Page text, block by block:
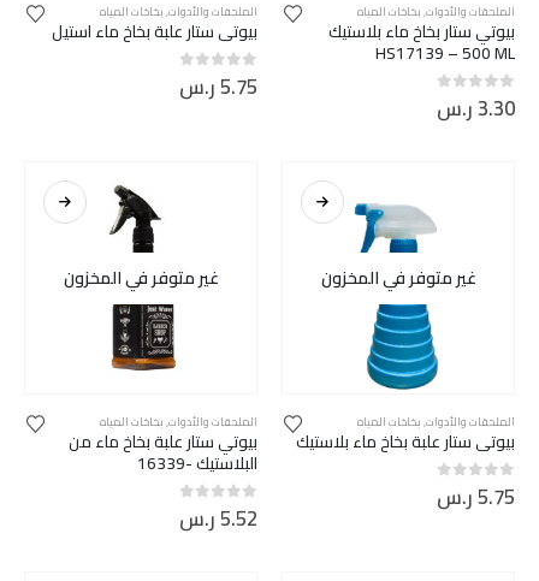
الملحقات والأدوات,بخاخات المياه
بيوتي ستار بخاخ ماء بلاستيك
HS17139 – 500 ML
0
out of 5
3.30ر.س
الملحقات والأدوات,بخاخات المياه
بيوتي ستار علبة بخاخ ماء استيل
0
out of 5
5.75ر.س
غير متوفر في المخزون
الملحقات والأدوات,بخاخات المياه
بيوتي ستار علبة بخاخ ماء بلاستيك
0
5.75ر.س
غير متوفر في المخزون
الملحقات والأدوات,بخاخات المياه
بيوتي ستار علبة بخاخ ماء من
البلاستيك -16339
0
out of 5
5.52ر.س